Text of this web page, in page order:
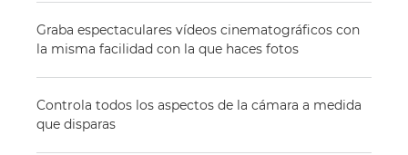
Graba espectaculares vídeos cinematográficos con
la misma facilidad con la que haces fotos
Controla todos los aspectos de la cámara a medida
que disparas